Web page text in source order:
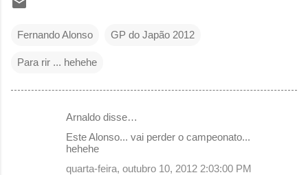
Fernando Alonso GP do Japão 2012
Para rir ... hehehe
Arnaldo disse…
Este Alonso... vai perder o campeonato...
hehehe
quarta-feira, outubro 10, 2012 2:03:00 PM